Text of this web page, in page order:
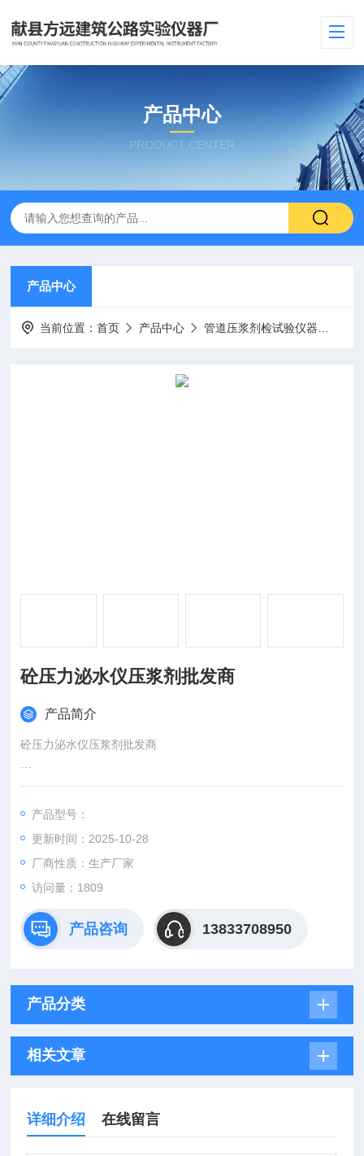
产品中心
PRODUCT CENTER
产品中心
当前位置：首页 产品中心 管道压浆剂检试验仪器
砼压力泌水仪压浆剂批发商
产品简介
砼压力泌水仪压浆剂批发商
1 一个包含２块压力表的CO2气瓶，外测压力表Z小分度值不应
2 压力泌水容器为圆柱型不锈钢压力容器，需要进行压力实验，
在0.8 MPa压力下不会破裂。其尺寸如图D.1所示。砼压力泌水
仪、压浆剂压力泌水试验仪、压力泌水批发商
产品型号：
更新时间：2025-10-28
厂商性质：生产厂家
访问量：1809
产品咨询 13833708950
产品分类
相关文章
详细介绍 在线留言